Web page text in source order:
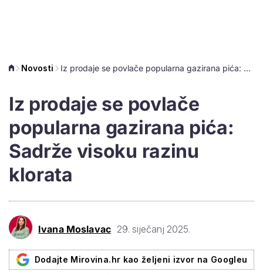
Novosti Iz prodaje se povlače popularna gazirana pića: Sadrže visoku razinu klorata
Iz prodaje se povlače
popularna gazirana pića:
Sadrže visoku razinu
klorata
Ivana Moslavac 29. siječanj 2025.
Dodajte Mirovina.hr kao željeni izvor na Googleu